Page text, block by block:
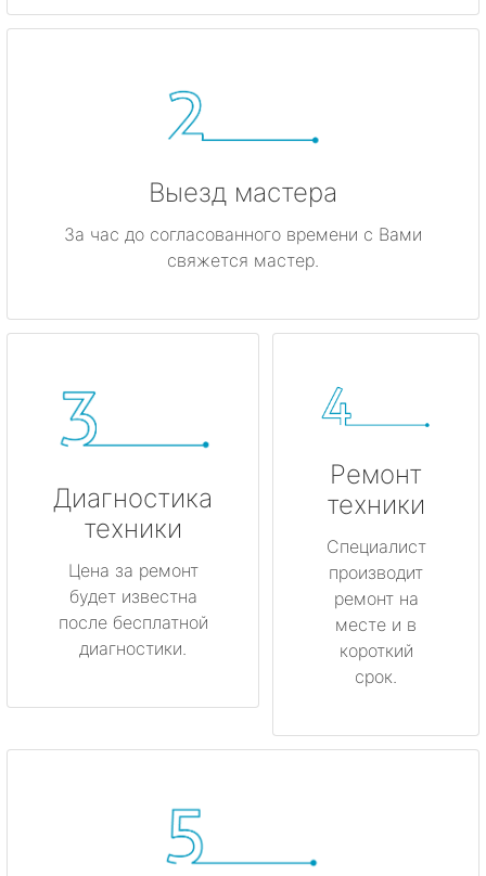
Выезд мастера
За час до согласованного времени с Вами
свяжется мастер.
Диагностика
техники
Цена за ремонт
будет известна
после бесплатной
диагностики.
Ремонт
техники
Специалист
производит
ремонт на
месте и в
короткий
срок.